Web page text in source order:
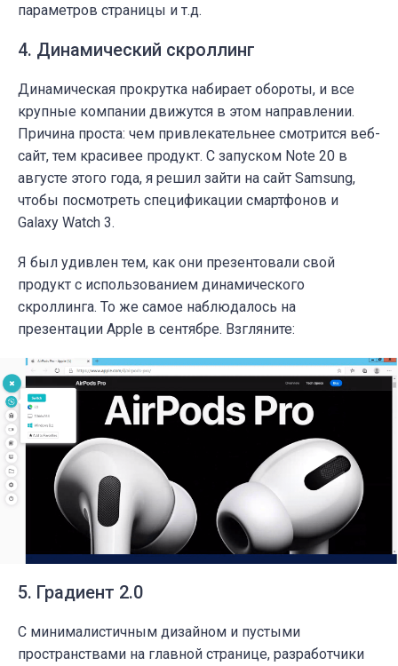
параметров страницы и т.д.
4. Динамический скроллинг
Динамическая прокрутка набирает обороты, и все
крупные компании движутся в этом направлении.
Причина проста: чем привлекательнее смотрится веб-
сайт, тем красивее продукт. С запуском Note 20 в
августе этого года, я решил зайти на сайт Samsung,
чтобы посмотреть спецификации смартфонов и
Galaxy Watch 3.
Я был удивлен тем, как они презентовали свой
продукт с использованием динамического
скроллинга. То же самое наблюдалось на
презентации Apple в сентябре. Взгляните:
5. Градиент 2.0
С минималистичным дизайном и пустыми
пространствами на главной странице, разработчики